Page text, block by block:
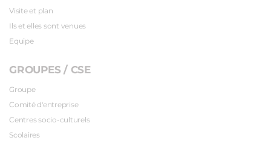
Visite et plan
Ils et elles sont venues
Equipe
GROUPES / CSE
Groupe
Comité d'entreprise
Centres socio-culturels
Scolaires